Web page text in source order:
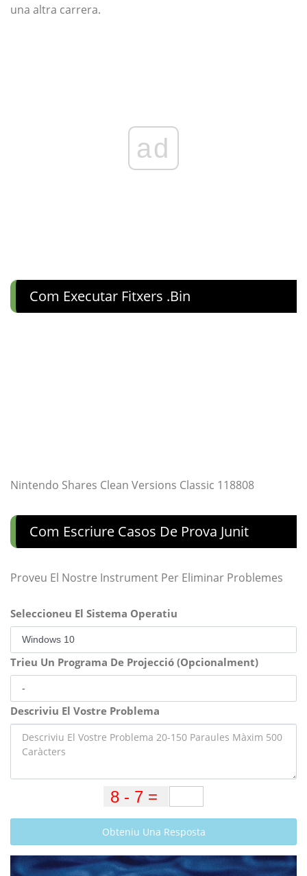
una altra carrera.
ad
Com Executar Fitxers .bin
Nintendo Shares Clean Versions Classic 118808
Com Escriure Casos De Prova Junit
Proveu El Nostre Instrument Per Eliminar Problemes
Seleccioneu El Sistema Operatiu
Trieu Un Programa De Projecció (Opcionalment)
Descriviu El Vostre Problema
Obteniu Una Resposta